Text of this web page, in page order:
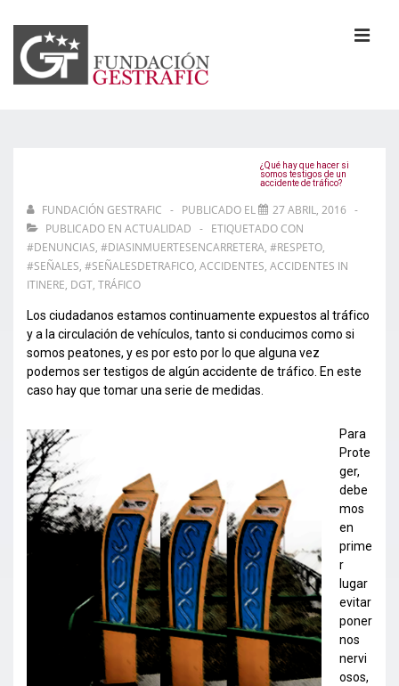
Saltar
contenido
principal
¿Qué hay que hacer si
somos testigos de un
accidente de tráfico?
FUNDACIÓN GESTRAFIC PUBLICADO EL
27 ABRIL, 2016
PUBLICADO EN ACTUALIDAD
ETIQUETADO CON
#DENUNCIAS, #DIASINMUERTESENCARRETERA, #RESPETO,
#SEÑALES, #SEÑALESDETRAFICO, ACCIDENTES, ACCIDENTES IN
ITINERE, DGT, TRÁFICO
Los ciudadanos estamos continuamente expuestos al tráfico
y a la circulación de vehículos, tanto si conducimos como si
somos peatones, y es por esto por lo que alguna vez
podemos ser testigos de algún accidente de tráfico. En este
caso hay que tomar una serie de medidas.
Para
Prote
ger,
debe
mos
en
prime
r
lugar
evitar
poner
nos
nervi
osos,